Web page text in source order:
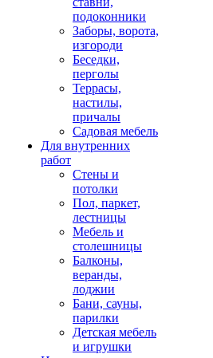
подоконники
Заборы, ворота,
изгороди
Беседки,
перголы
Террасы,
настилы,
причалы
Садовая мебель
Для внутренних
работ
Стены и
потолки
Пол, паркет,
лестницы
Мебель и
столешницы
Балконы,
веранды,
лоджии
Бани, сауны,
парилки
Детская мебель
и игрушки